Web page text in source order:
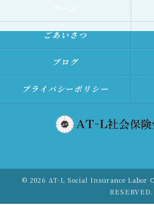
ごあいさつ
ブログ
プライバシーポリシー
© 2026 AT-L Social Insurance Labor
RESERVED.